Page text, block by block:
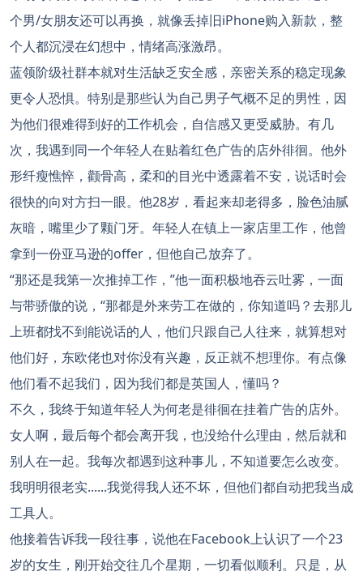
个男/女朋友还可以再换，就像丢掉旧iPhone购入新款，整
个人都沉浸在幻想中，情绪高涨激昂。
蓝领阶级社群本就对生活缺乏安全感，亲密关系的稳定现象
更令人恐惧。特别是那些认为自己男子气概不足的男性，因
为他们很难得到好的工作机会，自信感又更受威胁。有几
次，我遇到同一个年轻人在贴着红色广告的店外徘徊。他外
形纤瘦憔悴，颧骨高，柔和的目光中透露着不安，说话时会
很快的向对方扫一眼。他28岁，看起来却老得多，脸色油腻
灰暗，嘴里少了颗门牙。年轻人在镇上一家店里工作，他曾
拿到一份亚马逊的offer，但他自己放弃了。
“那还是我第一次推掉工作，”他一面积极地吞云吐雾，一面
与带骄傲的说，“那都是外来劳工在做的，你知道吗？去那儿
上班都找不到能说话的人，他们只跟自己人往来，就算想对
他们好，东欧佬也对你没有兴趣，反正就不想理你。有点像
他们看不起我们，因为我们都是英国人，懂吗？
不久，我终于知道年轻人为何老是徘徊在挂着广告的店外。
女人啊，最后每个都会离开我，也没给什么理由，然后就和
别人在一起。我每次都遇到这种事儿，不知道要怎么改变。
我明明很老实......我觉得我人还不坏，但他们都自动把我当成
工具人。
他接着告诉我一段往事，说他在Facebook上认识了一个23
岁的女生，刚开始交往几个星期，一切看似顺利。只是，从